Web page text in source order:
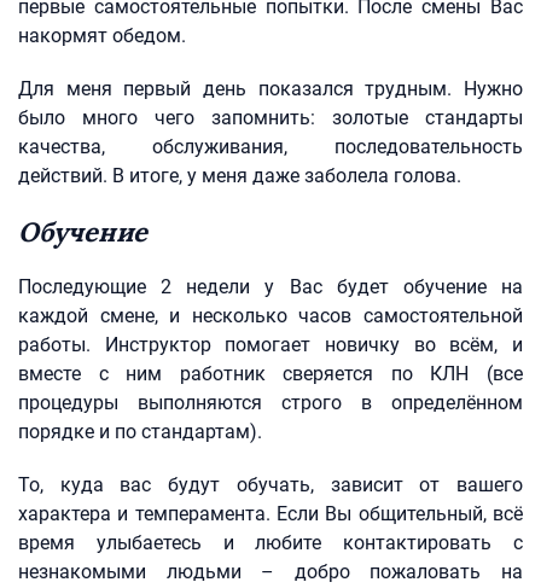
первые самостоятельные попытки. После смены Вас
накормят обедом.
Для меня первый день показался трудным. Нужно
было много чего запомнить: золотые стандарты
качества, обслуживания, последовательность
действий. В итоге, у меня даже заболела голова.
Обучение
Последующие 2 недели у Вас будет обучение на
каждой смене, и несколько часов самостоятельной
работы. Инструктор помогает новичку во всём, и
вместе с ним работник сверяется по КЛН (все
процедуры выполняются строго в определённом
порядке и по стандартам).
То, куда вас будут обучать, зависит от вашего
характера и темперамента. Если Вы общительный, всё
время улыбаетесь и любите контактировать с
незнакомыми людьми – добро пожаловать на